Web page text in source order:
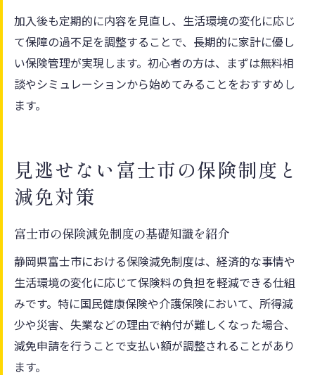
加入後も定期的に内容を見直し、生活環境の変化に応じ
て保障の過不足を調整することで、長期的に家計に優し
い保険管理が実現します。初心者の方は、まずは無料相
談やシミュレーションから始めてみることをおすすめし
ます。
見逃せない富士市の保険制度と
減免対策
富士市の保険減免制度の基礎知識を紹介
静岡県富士市における保険減免制度は、経済的な事情や
生活環境の変化に応じて保険料の負担を軽減できる仕組
みです。特に国民健康保険や介護保険において、所得減
少や災害、失業などの理由で納付が難しくなった場合、
減免申請を行うことで支払い額が調整されることがあり
ます。